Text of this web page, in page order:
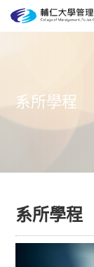
系所學程
系所學程